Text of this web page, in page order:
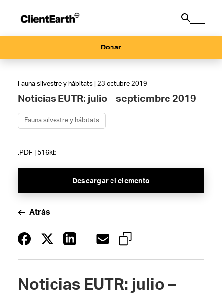
Donar
Fauna silvestre y hábitats | 23 octubre 2019
Noticias EUTR: julio – septiembre 2019
Fauna silvestre y hábitats
.PDF | 516kb
Descargar el elemento
Atrás
Noticias EUTR: julio –